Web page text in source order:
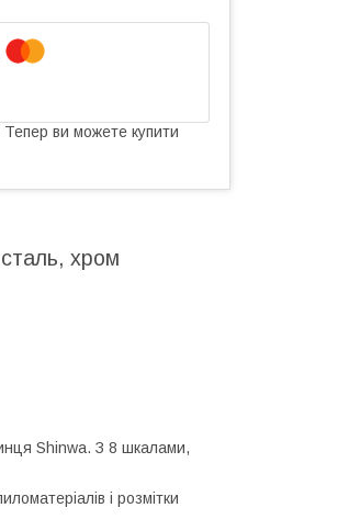
Тепер ви можете купити
хром
Shinwa. З 8 шкалами,
і розмітки